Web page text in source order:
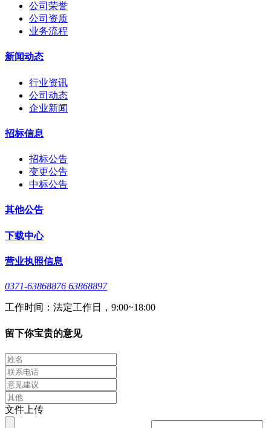
公司荣誉
公司资质
业务流程
新闻动态
行业资讯
公司动态
企业新闻
招标信息
招标公告
变更公告
中标公告
其他公告
下载中心
营业执照信息
0371-63868876 63868897
工作时间：法定工作日，9:00~18:00
留下你宝贵的意见
文件上传